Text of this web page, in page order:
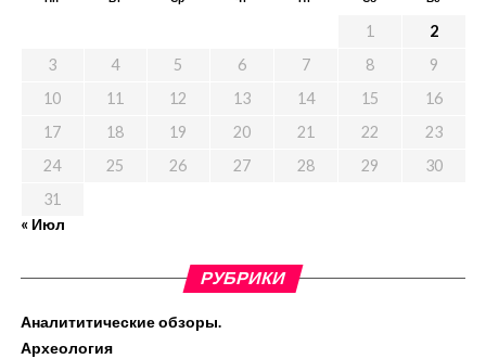
1
2
3
4 5 6 7 8
9
10
11 12 13 14 15
16
17
18 19 20 21 22
23
24
25 26 27 28 29
30
31
« Июл
РУБРИКИ
Аналититические обзоры.
Археология